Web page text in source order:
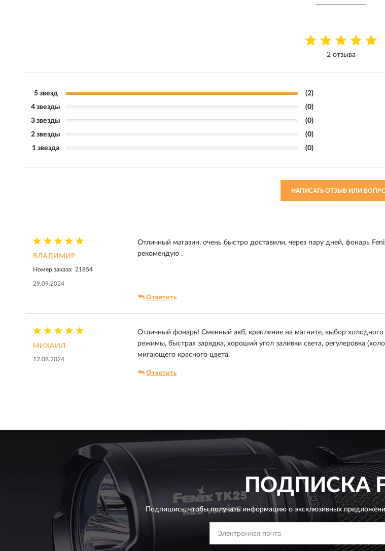
2 отзыва
5 звезд
(2)
4 звезды
(0)
3 звезды
(0)
2 звезды
(0)
1 звезда
(0)
НАПИСАТЬ ОТЗЫВ ИЛИ
ВЛАДИМИР
Номер заказа: 21854
29.09.2024
Отличный магазин, очень быстро доставили, через пару дней, фонарь
рекомендую .
Ответить
МИХАИЛ
12.08.2024
Отличный фонарь! Сменный акб, крепление на магните, выбор
режимы, быстрая зарядка, хороший угол заливки света, регулеровка
мигающего красного цвета.
Ответить
ПОДПИСКА
Подпишись, чтобы получать информацию о эксклюзивных